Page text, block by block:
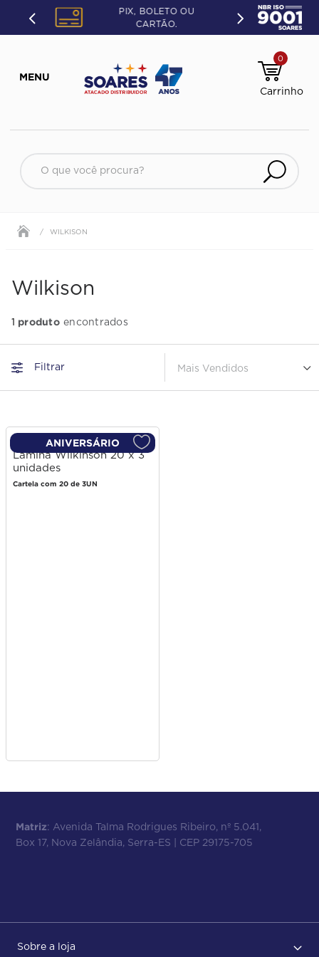
PIX, BOLETO OU
CARTÃO.
0
O que você procura?
WILKISON
Wilkison
1 produto
Filtrar Mais Vendidos
ANIVERSÁRIO
Lâmina Wilkinson 20 x 3
unidades
Cartela com 20 de 3UN
Matriz: Avenida Talma Rodrigues Ribeiro, nº 5.041,
Box 17, Nova Zelândia, Serra-ES | CEP 29175-705
Sobre a loja